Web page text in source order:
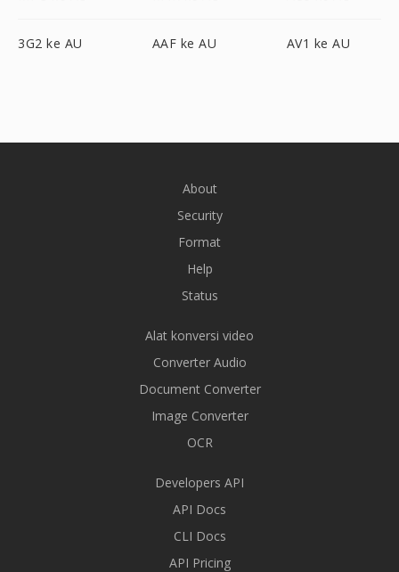
3G2 ke AU AAF ke AU AV1 ke AU
About
Security
Format
Help
Status
Alat konversi video
Converter Audio
Document Converter
Image Converter
OCR
Developers API
API Docs
CLI Docs
API Pricing